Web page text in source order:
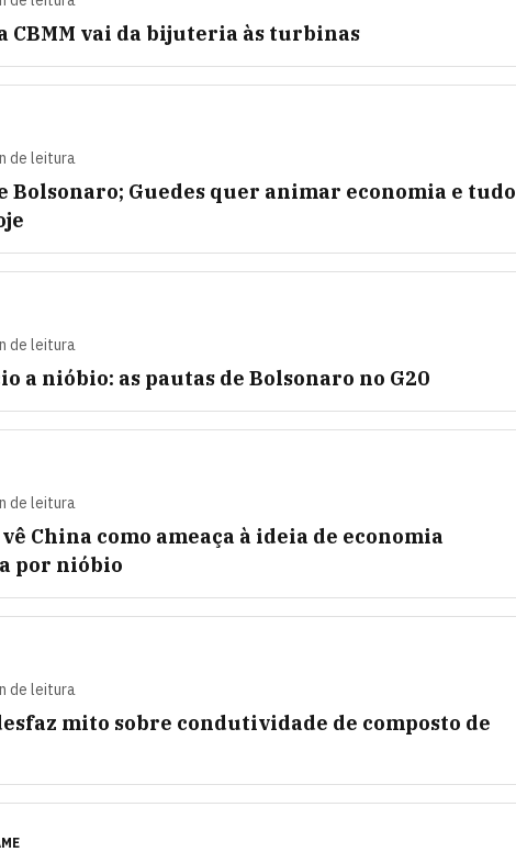
CBMM vai da bijuteria às turbinas
de leitura
Bolsonaro; Guedes quer animar economia e tudo
de leitura
a nióbio: as pautas de Bolsonaro no G20
de leitura
China como ameaça à ideia de economia
por nióbio
de leitura
mito sobre condutividade de composto de